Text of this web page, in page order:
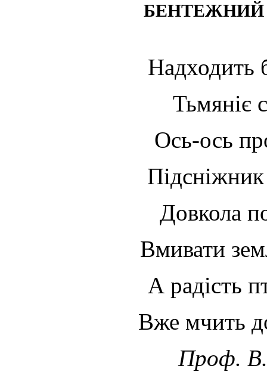
БЕНТЕЖНИЙ
Надходить
Тьмяніє
Ось-ось
Довкола
Вмивати
А радість
Вже мчить
Проф.